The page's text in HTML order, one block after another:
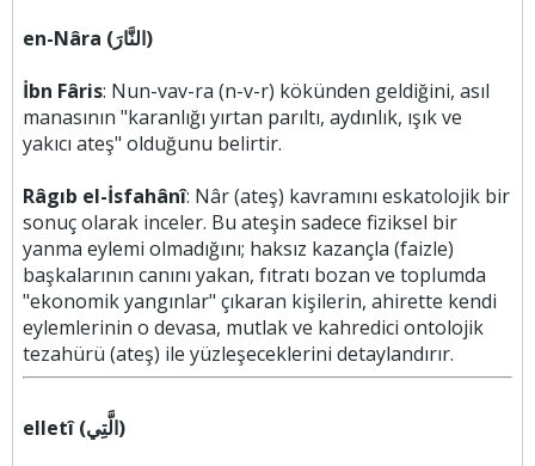
en-Nâra (النَّارَ)
İbn Fâris: Nun-vav-ra (n-v-r) kökünden geldiğini, asıl
manasının "karanlığı yırtan parıltı, aydınlık, ışık ve
yakıcı ateş" olduğunu belirtir.
Râgıb el-İsfahânî: Nâr (ateş) kavramını eskatolojik bir
sonuç olarak inceler. Bu ateşin sadece fiziksel bir
yanma eylemi olmadığını; haksız kazançla (faizle)
başkalarının canını yakan, fıtratı bozan ve toplumda
"ekonomik yangınlar" çıkaran kişilerin, ahirette kendi
eylemlerinin o devasa, mutlak ve kahredici ontolojik
tezahürü (ateş) ile yüzleşeceklerini detaylandırır.
elletî (الَّتِي)